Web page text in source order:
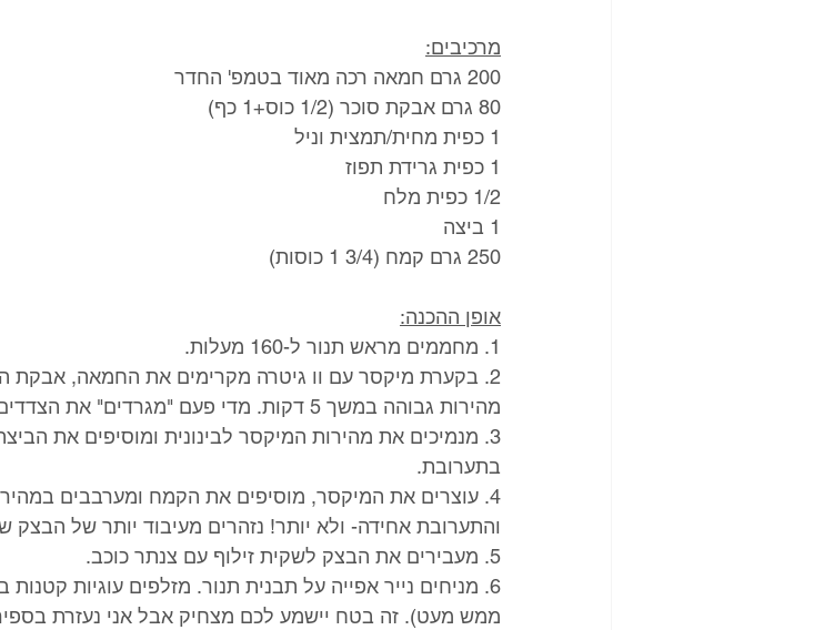
מרכיבים:
200 גרם חמאה רכה מאוד בטמפ' החדר
80 גרם אבקת סוכר (1/2 כוס+1 כף)
1 כפית מחית/תמצית וניל
1 כפית גרידת תפוז
1/2 כפית מלח
1 ביצה
250 גרם קמח (3/4 1 כוסות)
אופן ההכנה:
1. מחממים מראש תנור ל-160 מעלות.
2. בקערת מיקסר עם וו גיטרה מקרימים את החמאה, אבקת
מהירות גבוהה במשך 5 דקות. מדי פעם "מגרדים" את הצדדים בעזרת לקקן.
3. מנמיכים את מהירות המיקסר לבינונית ומוסיפים את
בתערובת.
4. עוצרים את המיקסר, מוסיפים את הקמח ומערבבים
והתערובת אחידה- ולא יותר! נזהרים מעיבוד יותר של הבצק
5. מעבירים את הבצק לשקית זילוף עם צנתר כוכב.
6. מניחים נייר אפייה על תבנית תנור. מזלפים עוגיות
ממש מעט). זה בטח יישמע לכם מצחיק אבל אני נעזרת